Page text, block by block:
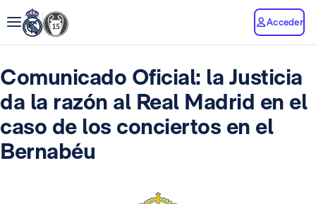
Acceder
Comunicado Oficial: la Justicia
da la razón al Real Madrid en el
caso de los conciertos en el
Bernabéu